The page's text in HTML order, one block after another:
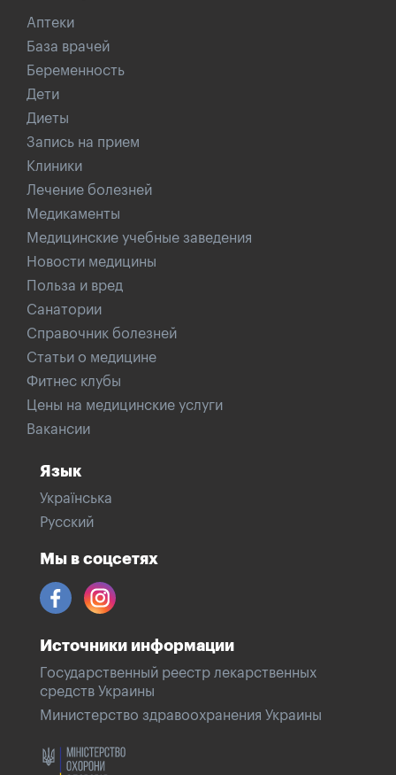
Аптеки
База врачей
Беременность
Дети
Диеты
Запись на прием
Клиники
Лечение болезней
Медикаменты
Медицинские учебные заведения
Новости медицины
Польза и вред
Санатории
Справочник болезней
Статьи о медицине
Фитнес клубы
Цены на медицинские услуги
Вакансии
Язык
Українська
Русский
Мы в соцсетях
Источники информации
Государственный реестр лекарственных
средств Украины
Министерство здравоохранения Украины